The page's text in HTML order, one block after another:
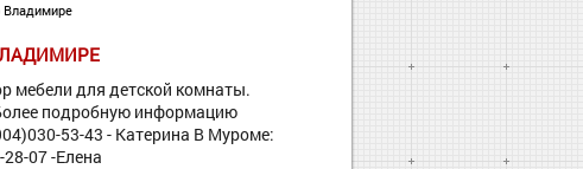
мебели для детской комнаты.
подробную информацию
53-43 - Катерина В Муроме:
07 -Елена